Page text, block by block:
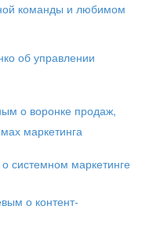
команды и любимом
об управлении
о воронке продаж,
маркетинга
системном маркетинге
о контент-